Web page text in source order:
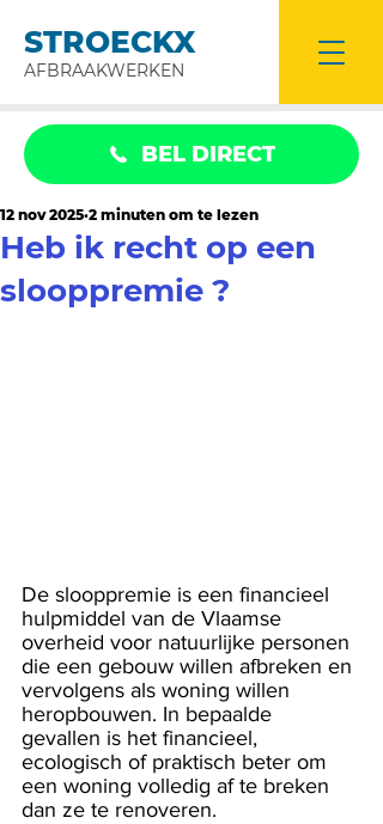
STROECKX
AFBRAAKWERKEN
BEL DIRECT
Heb ik recht op een
slooppremie ?
12 nov 2025 2 minuten om te lezen
De slooppremie is een financieel
hulpmiddel van de Vlaamse
overheid voor natuurlijke personen
die een gebouw willen afbreken en
vervolgens als woning willen
heropbouwen. In bepaalde
gevallen is het financieel,
ecologisch of praktisch beter om
een woning volledig af te breken
dan ze te renoveren.